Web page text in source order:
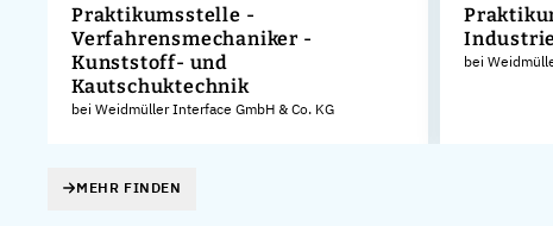
Praktikumsstelle -
Verfahrensmechaniker -
Kunststoff- und
Kautschuktechnik
bei Weidmüller Interface GmbH & Co. KG
bei
MEHR FINDEN